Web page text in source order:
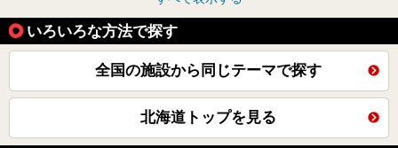
いろいろな方法で探す
全国の施設から同じテーマで探す
北海道トップを見る